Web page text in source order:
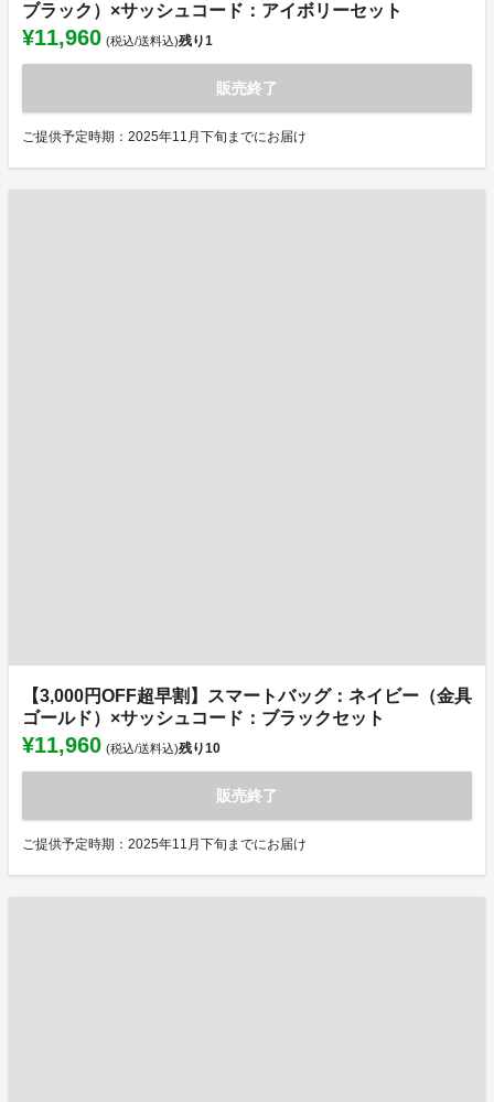
ブラック）×サッシュコード：アイボリーセット
¥11,960 (税込/送料込)残り1
販売終了
ご提供予定時期：2025年11月下旬までにお届け
【3,000円OFF超早割】スマートバッグ：ネイビー（金具
ゴールド）×サッシュコード：ブラックセット
¥11,960 (税込/送料込)残り10
販売終了
ご提供予定時期：2025年11月下旬までにお届け